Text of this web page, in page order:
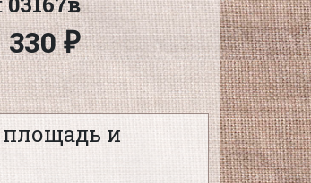
330 ₽
площадь и